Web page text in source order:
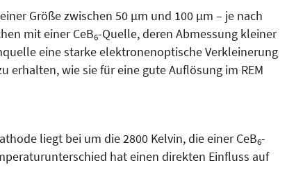
Größe zwischen 50 µm und 100 µm – je nach
mit einer CeB6-Quelle, deren Abmessung kleiner
eine starke elektronenoptische Verkleinerung
erhalten, wie sie für eine gute Auf­lösung im REM
liegt bei um die 2800 Kelvin, die einer CeB6-
hat einen direkten Einfluss auf